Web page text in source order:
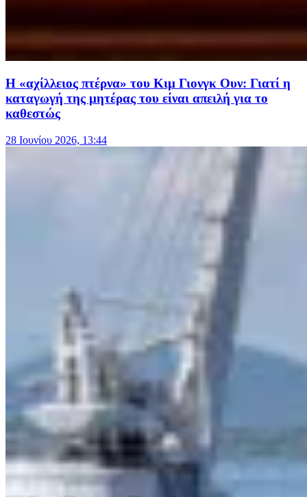
Η «αχίλλειος πτέρνα» του Κιμ Γιονγκ Ουν: Γιατί η
καταγωγή της μητέρας του είναι απειλή για το
καθεστώς
28 Ιουνίου 2026, 13:44